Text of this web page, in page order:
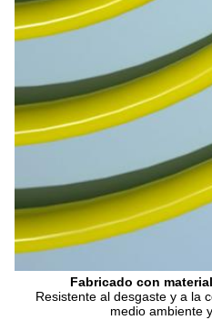
Fabricado con
Resistente al desgaste y a la
medio ambiente